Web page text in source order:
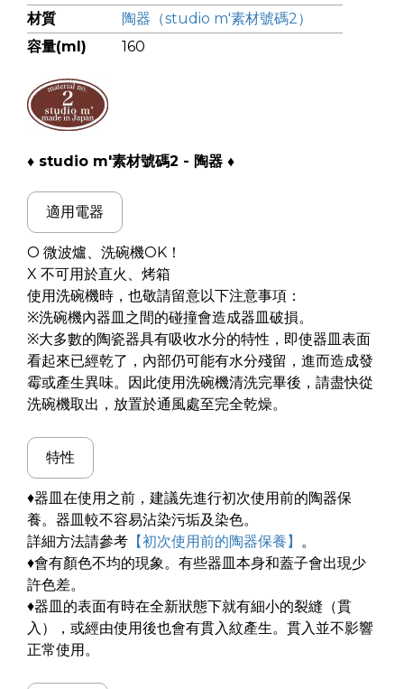
材質
陶器（studio m'素材號碼2）
容量(ml)
160
♦ studio m'素材號碼2 - 陶器 ♦
適用電器
O 微波爐、洗碗機OK！
X 不可用於直火、烤箱
使用洗碗機時，也敬請留意以下注意事項：
※洗碗機內器皿之間的碰撞會造成器皿破損。
※大多數的陶瓷器具有吸收水分的特性，即使器皿表面
看起來已經乾了，內部仍可能有水分殘留，進而造成發
霉或產生異味。因此使用洗碗機清洗完畢後，請盡快從
洗碗機取出，放置於通風處至完全乾燥。
特性
♦器皿在使用之前，建議先進行初次使用前的陶器保
養。器皿較不容易沾染污垢及染色。
詳細方法請參考 【初次使用前的陶器保養】 。
♦會有顏色不均的現象。有些器皿本身和蓋子會出現少
許色差。
♦器皿的表面有時在全新狀態下就有細小的裂縫（貫
入），或經由使用後也會有貫入紋產生。貫入並不影響
正常使用。